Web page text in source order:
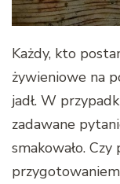
Każdy, kto
żywieniowe na
jadł. W
zadawane
smakowało.
przygotowaniem